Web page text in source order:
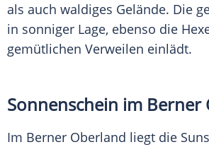
als auch waldiges Gelände. Die
in sonniger Lage, ebenso die
gemütlichen Verweilen einlädt.
Sonnenschein im Berner
Im Berner Oberland liegt die